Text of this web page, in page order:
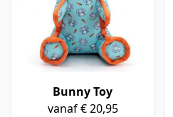
Bunny Toy
vanaf € 20,95